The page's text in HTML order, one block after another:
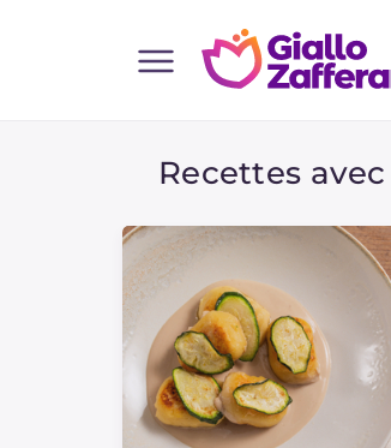
Toutes les recettes
Plats principaux
Boissons et rafraîchissements
Accompagnement
Recettes avec